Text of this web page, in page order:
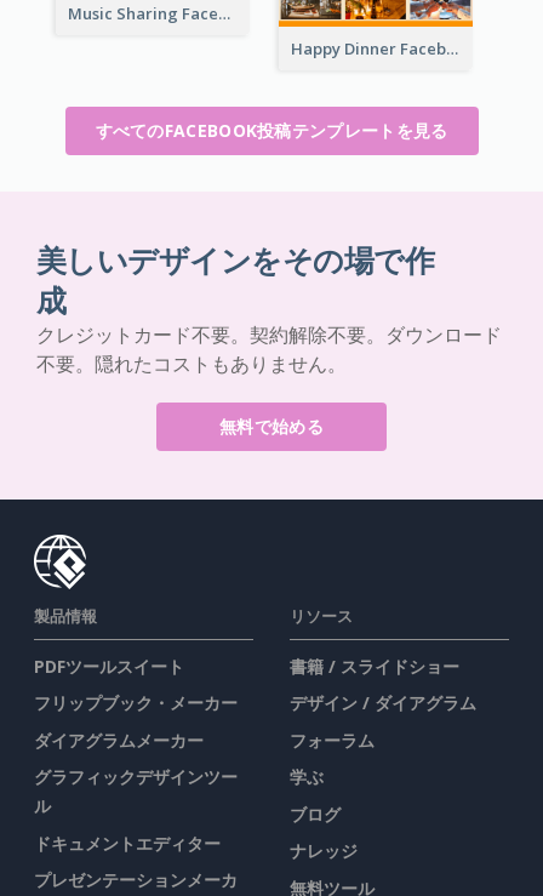
Music Sharing Facebook Post
Happy Dinner Facebook Post
すべてのFACEBOOK投稿テンプレートを見る
美しいデザインをその場で作
成
クレジットカード不要。契約解除不要。ダウンロード
不要。隠れたコストもありません。
無料で始める
製品情報
PDFツールスイート
フリップブック・メーカー
ダイアグラムメーカー
グラフィックデザインツー
ル
ドキュメントエディター
プレゼンテーションメーカ
リソース
書籍 / スライドショー
デザイン / ダイアグラム
フォーラム
学ぶ
ブログ
ナレッジ
無料ツール